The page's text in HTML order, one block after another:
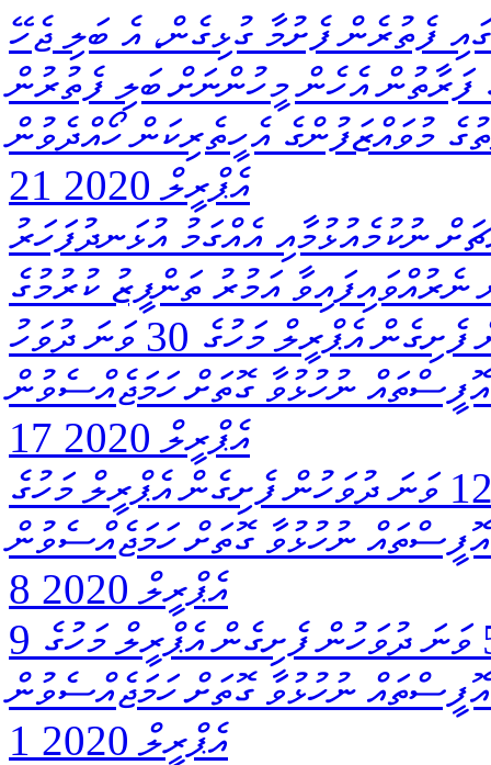
ފެތުރެން ފެށުމާ ގުޅިގެން، އެ ބަލި ޖެހޭ
ފަރާތުން އެހެން މީހުންނަށް ބަލި ފެތުރުން
މުވައްޒަފުންގެ އެހީތެރިކަން ހޯއްދެވުން
21 އެޕްރީލް 2020
ނުކުމެއުޅުމާއި އެއްގަމު އުޅަނދުފަހަރު
އަމުރު ތަންފީޒު ކުރުމުގެ
ގޮތުން 2020 އެޕްރީލް މަހުގެ 19 ވަނަ ދުވަހުން ފެށިގެން އެޕްރީލް މަހުގެ 30 ވަނަ ދުވަހު
ނުހުޅުވާ ގޮތަށް ހަމަޖެއްސެވުން
17 އެޕްރީލް 2020
ކޮވިޑް- 19 އާ ގުޅިގެން 2020 އެޕްރީލް މަހުގެ 12 ވަނަ ދުވަހުން ފެށިގެން އެޕްރީލް މަހުގެ
8 އެޕްރީލް 2020
ކޮވިޑް- 19 އާ ގުޅިގެން 2020 އެޕްރީލް މަހުގެ 5 ވަނަ ދުވަހުން ފެށިގެން އެޕްރީލް މަހުގެ 9
ނުހުޅުވާ ގޮތަށް ހަމަޖެއްސެވުން
1 އެޕްރީލް 2020